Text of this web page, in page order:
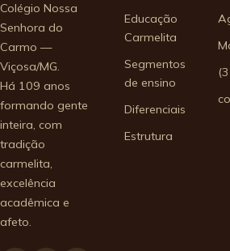
Colégio Nossa
Senhora do
Carmo —
Viçosa/MG.
Há 109 anos
formando gente
inteira, com
tradição
carmelita,
excelência
acadêmica e
afeto.
Educação
Carmelita
Segmentos
de ensino
Diferenciais
Estrutura